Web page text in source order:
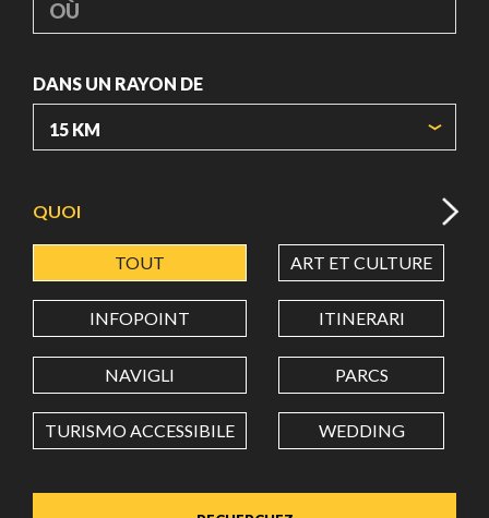
OÙ
DANS UN RAYON DE
LATITUDE
LONGITUDE
Value in decimal degrees. Use dot (.) as decimal separator.
QUOI
TOUT ART ET CULTURE
INFOPOINT ITINERARI
NAVIGLI PARCS
TURISMO ACCESSIBILE WEDDING